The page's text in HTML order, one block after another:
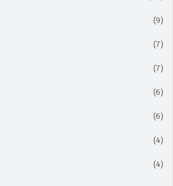
(9)
(7)
(7)
(6)
(6)
(4)
(4)